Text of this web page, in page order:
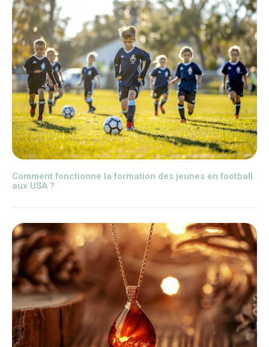
Comment fonctionne la formation des jeunes en football
aux USA ?